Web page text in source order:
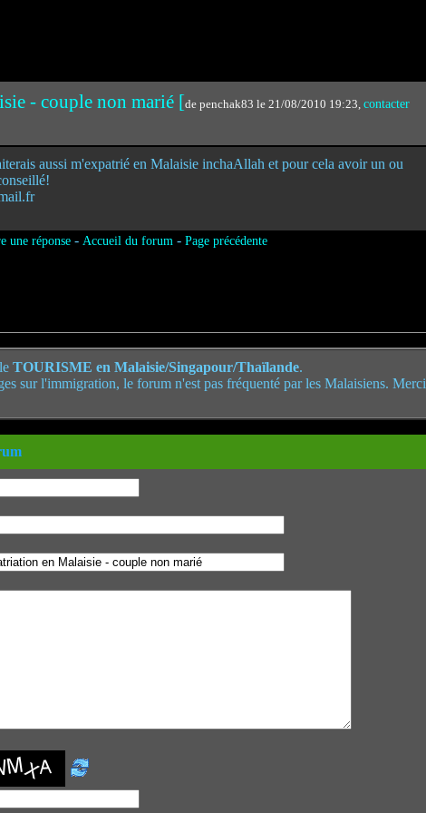
- couple non marié [de penchak83 le 21/08/2010 19:23, contacter
aussi m'expatrié en Malaisie inchaAllah et pour cela avoir un ou
une réponse- Accueil du forum - Page précédente
TOURISME en Malaisie/Singapour/Thaïlande.
sur l'immigration, le forum n'est pas fréquenté par les Malaisiens. Merci